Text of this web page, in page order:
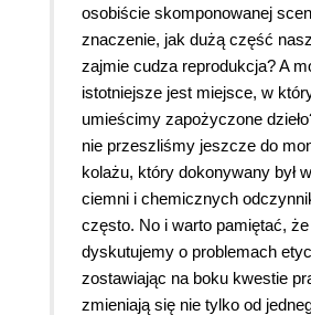
osobiście skomponowanej
znaczenie, jak dużą część
zajmie cudza reprodukcja? A
istotniejsze jest miejsce, w
umieścimy zapożyczone
nie przeszliśmy jeszcze do
kolażu, który dokonywany był
ciemni i chemicznych
często. No i warto pamiętać, że
dyskutujemy o problemach
zostawiając na boku kwestie
zmieniają się nie tylko od